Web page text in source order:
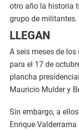
otro año la historia
grupo de militantes.
LLEGAN
A seis meses de
para el 17 de
plancha
Mauricio Mulder y
Sin embargo, a
Enrique